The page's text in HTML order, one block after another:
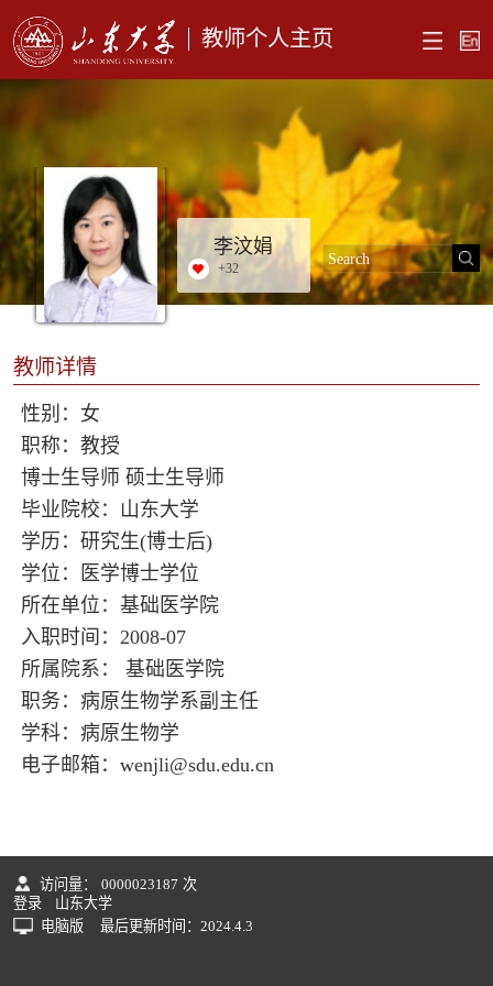
教师个人主页
李汶娟
+32
教师详情
性别：女
职称：教授
博士生导师 硕士生导师
毕业院校：山东大学
学历：研究生(博士后)
学位：医学博士学位
所在单位：基础医学院
入职时间：2008-07
所属院系： 基础医学院
职务：病原生物学系副主任
学科：病原生物学
电子邮箱： wenjli@sdu.edu.cn
访问量： 0000023187 次
登录
山东大学
电脑版
最后更新时间： 2024. 4. 3